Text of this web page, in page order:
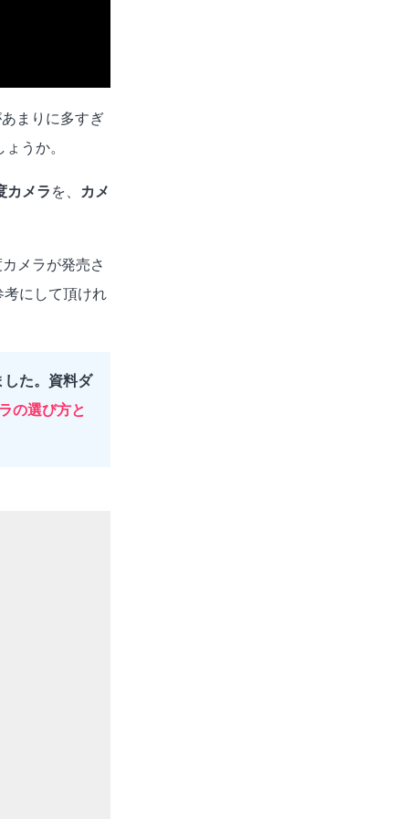
まりに多すぎ
うか。
カメラ を、 カメ
メラが発売さ
にして頂けれ
た。資料ダ
の選び方と